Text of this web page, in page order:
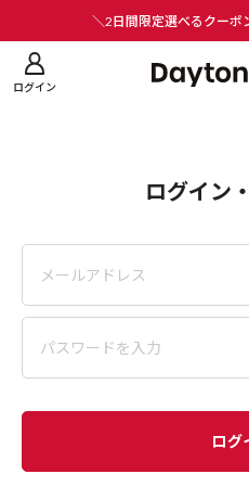
＼2日間限定選べるクーポ
ログイン
ログイン